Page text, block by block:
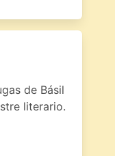
de Básil
literario.